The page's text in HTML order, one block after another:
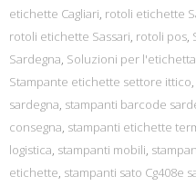
etichette Cagliari, rotoli etichette
rotoli etichette Sassari, rotoli pos,
Sardegna, Soluzioni per
Stampante etichette settore ittico,
sardegna, stampanti barcode
consegna, stampanti etichette
logistica, stampanti mobili,
etichette, stampanti sato Cg408e